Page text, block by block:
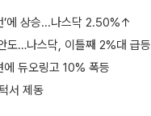
’에 상승...나스닥 2.50%↑
도…나스닥, 이틀째 2%대 급등
에 듀오링고 10% 폭등
서 제동